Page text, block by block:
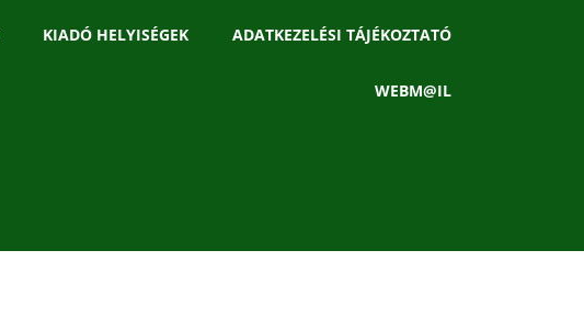
KIADÓ HELYISÉGEK ADATKEZELÉSI TÁJÉKOZTATÓ
WEBM@IL